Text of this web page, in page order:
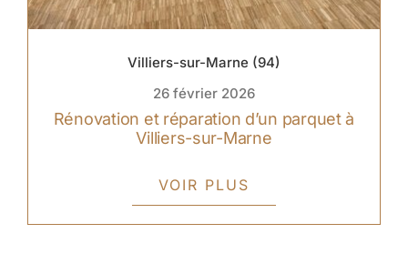
Villiers-sur-Marne (94)
26 février 2026
Rénovation et réparation d’un parquet à
Villiers-sur-Marne
VOIR PLUS